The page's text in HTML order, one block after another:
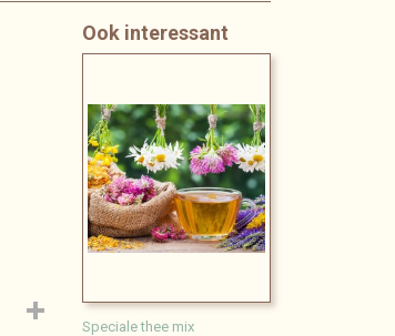
Ook interessant
Speciale thee mix